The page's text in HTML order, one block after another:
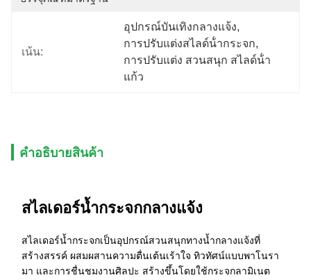
เน้น:
อุปกรณ์บันเทิงกลางแจ้ง,
การปรับแต่งสไลด์น้ํากระจก,
การปรับแต่ง สวนสนุก สไลด์น้ํา
แก้ว
คําอธิบายสินค้า
สไลเดอร์น้ำกระจกกลางแจ้ง
สไลเดอร์น้ำกระจกเป็นอุปกรณ์สวนสนุกทางน้ำกลางแจ้งที่
สร้างสรรค์ ผสมผสานความตื่นเต้นเร้าใจ ทิวทัศน์แบบพาโนรา
มา และการชื่นชมงานศิลปะ สร้างขึ้นโดยใช้กระจกลามิเนต